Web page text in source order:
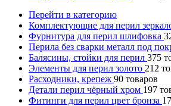
Перейти в категорию
Комплектующие для перил
Фурнитура для перил шлифовка
Перила без сварки металл под
Балясины, стойки для перил 375
Элементы для перил золото 212
Расходники, крепеж 90 товаров
Детали перил чёрный хром 197
Фитинги для перил цвет бронза